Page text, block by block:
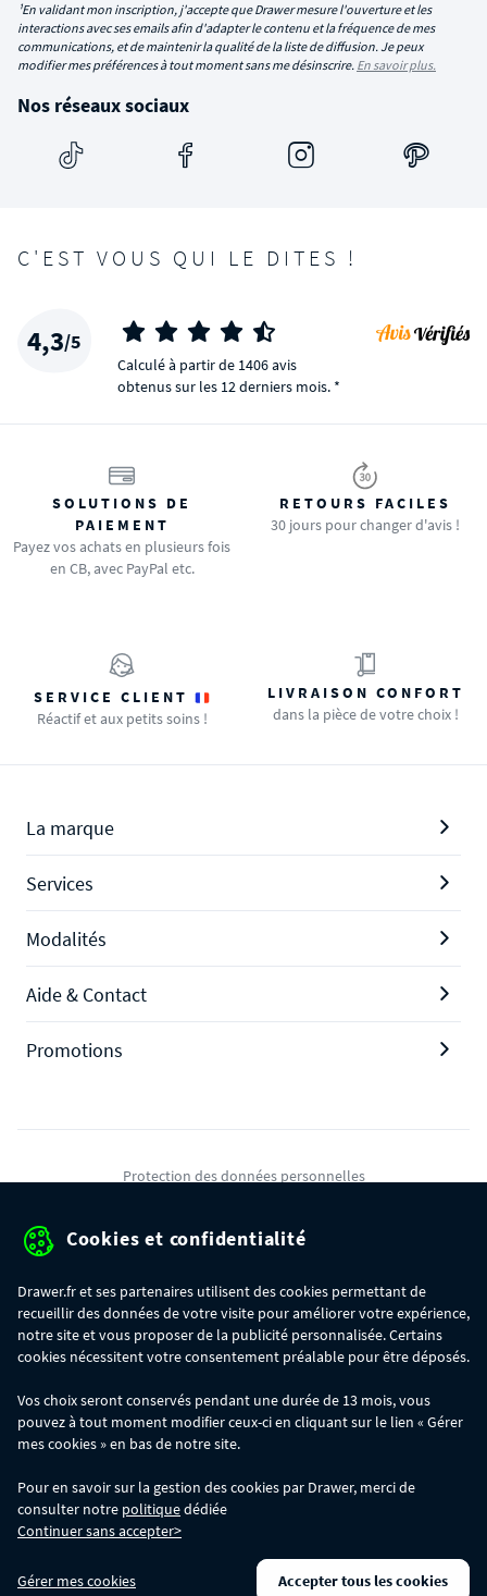
¹En validant mon inscription, j'accepte que Drawer mesure l'ouverture et les
interactions avec ses emails afin d'adapter le contenu et la fréquence de mes
communications, et de maintenir la qualité de la liste de diffusion. Je peux
modifier mes préférences à tout moment sans me désinscrire. En savoir plus.
Nos réseaux sociaux
C'EST VOUS QUI LE DITES !
4,3/5
Calculé à partir de 1406 avis
obtenus sur les 12 derniers mois. *
SOLUTIONS DE
PAIEMENT
Payez vos achats en plusieurs fois
en CB, avec PayPal etc.
RETOURS FACILES
30 jours pour changer d'avis !
SERVICE CLIENT
Réactif et aux petits soins !
LIVRAISON CONFORT
dans la pièce de votre choix !
La marque
Services
Modalités
Aide & Contact
Promotions
Protection des données personnelles
Gérer mes cookies
commande :
- 30€ sur votre commande dès 300€ d'achat, avec le code BIKINI30
- 50€ sur votre commande dès 500€ d'achat, avec le code BIKINI50
Les codes BIKINI30, BIKINI50 et BIKINI100 ne sont valables que sur
www.drawer.fr; ils ne sont pas cumulables entre eux, ni avec d'autres codes
promotionnels. La remise se calculera automatiquement dans votre panier
lors de la saisie du code adéquat.
DRAWER DAYS- Du 29/07 au 11/08 inclus : profitez de remises allant jusqu'à
Cookies et confidentialité
Drawer.fr et ses partenaires utilisent des cookies permettant de
recueillir des données de votre visite pour améliorer votre expérience,
notre site et vous proposer de la publicité personnalisée. Certains
cookies nécessitent votre consentement préalable pour être déposés.
Vos choix seront conservés pendant une durée de 13 mois, vous
pouvez à tout moment modifier ceux-ci en cliquant sur le lien « Gérer
mes cookies » en bas de notre site.
Pour en savoir sur la gestion des cookies par Drawer, merci de
consulter notre politiquedédiée
Continuer sans accepter>
Gérer mes cookies Accepter tous les cookies